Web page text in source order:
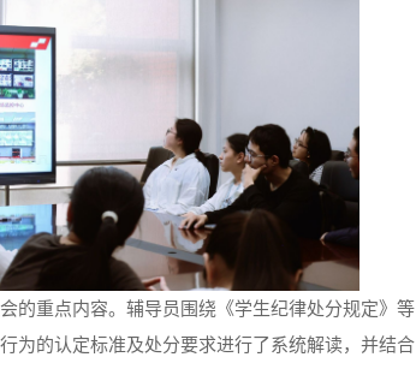
的重点内容。辅导员围绕《学生纪律处分规定》等
为的认定标准及处分要求进行了系统解读，并结合